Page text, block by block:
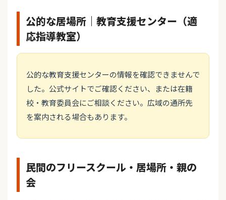
公的な居場所｜教育支援センター（適
応指導教室）
公的な教育支援センターの情報を確認できませんで
した。公式サイトでご確認ください、または在籍
校・教育委員会にご相談ください。広域の通所先
を案内される場合もあります。
民間のフリースクール・居場所・親の
会